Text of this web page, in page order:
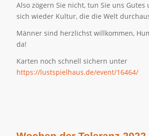
Also zögern Sie nicht, tun Sie uns Gutes
sich wieder Kultur, die die Welt
Männer sind herzlichst willkommen,
da!
Karten noch schnell sichern unter
https://lustspielhaus.de/event/16464/